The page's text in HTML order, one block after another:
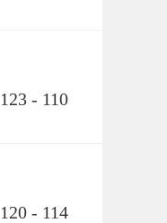
123 - 110
120 - 114